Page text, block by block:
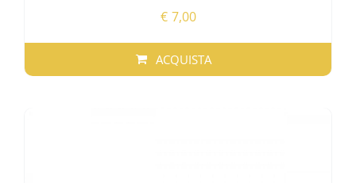
€ 7,00
ACQUISTA